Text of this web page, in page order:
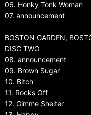
06. Honky Tonk Woman
07. announcement
BOSTON GARDEN,
DISC TWO
08. announcement
09. Brown Sugar
10. Bitch
11. Rocks Off
12. Gimme Shelter